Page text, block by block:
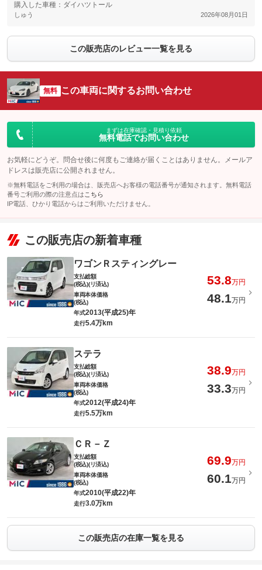
購入した車種：ダイハツトール
しゅう 2026年08月01日
この販売店のレビュー一覧を見る
無料 この車両に関するお問い合わせ
まずは在庫確認・見積り依頼
無料電話でお問い合わせ
お気軽にどうぞ。問合せ後に何度もご連絡が届くことはありません。メールア
ドレスは販売店に公開されません。
※無料電話をご利用の場合は、販売店へお客様の電話番号が通知されます。無料電話
番号ご利用の際の注意点は こちら
IP電話、ひかり電話からはご利用いただけません。
この販売店の新着車種
ワゴンＲスティングレー
支払総額
(税込)(リ済込)
53.8万円
車両本体価格
(税込)
48.1万円
年式2013(平成25)年
走行5.4万km
ステラ
支払総額
(税込)(リ済込)
38.9万円
車両本体価格
(税込)
33.3万円
年式2012(平成24)年
走行5.5万km
ＣＲ－Ｚ
支払総額
(税込)(リ済込)
69.9万円
車両本体価格
(税込)
60.1万円
年式2010(平成22)年
走行3.0万km
この販売店の在庫一覧を見る